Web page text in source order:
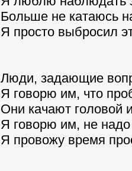
Больше не катаюсь
Я просто выбросил
Люди, задающие
Я говорю им, что
Они качают головой
Я говорю им, не надо
Я провожу время